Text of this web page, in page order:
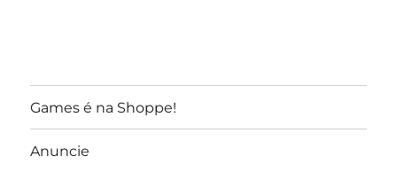
Games é na Shoppe!
Anuncie